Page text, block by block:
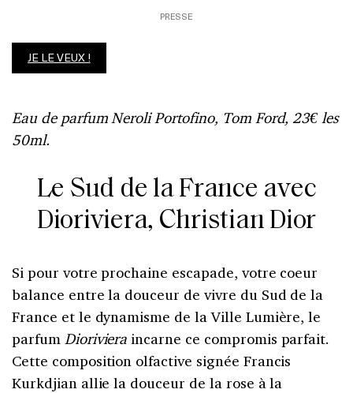
PRESSE
JE LE VEUX !
Eau de parfum Neroli Portofino, Tom Ford, 23€ les
50ml.
Le Sud de la France avec
Dioriviera, Christian Dior
Si pour votre prochaine escapade, votre coeur
balance entre la douceur de vivre du Sud de la
France et le dynamisme de la Ville Lumière, le
parfum Dioriviera incarne ce compromis parfait.
Cette composition olfactive signée Francis
Kurkdjian allie la douceur de la rose à la